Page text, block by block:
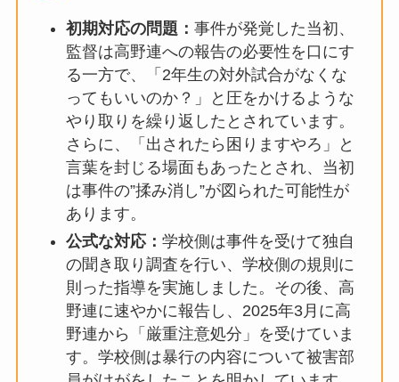
初期対応の問題： 事件が発覚した当初、
監督は高野連への報告の必要性を口にす
る一方で、「2年生の対外試合がなくな
ってもいいのか？」と圧をかけるような
やり取りを繰り返したとされています。
さらに、「出されたら困りますやろ」と
言葉を封じる場面もあったとされ、当初
は事件の”揉み消し”が図られた可能性が
あります。
公式な対応： 学校側は事件を受けて独自
の聞き取り調査を行い、学校側の規則に
則った指導を実施しました。その後、高
野連に速やかに報告し、2025年3月に高
野連から「厳重注意処分」を受けていま
す。学校側は暴行の内容について被害部